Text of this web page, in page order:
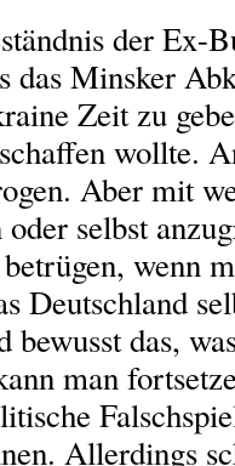
der Ex-
das Minsker
Zeit zu
wollte.
Aber mit
selbst
wenn
Deutschland
das,
man
Allerdings